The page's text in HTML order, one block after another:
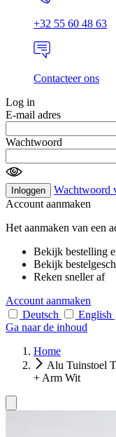
+32 55 60 48 63
Contacteer ons
Log in
E-mail adres
Wachtwoord
Inloggen
Wachtwoord
Account aanmaken
Het aanmaken van een
Bekijk bestelling
Bekijk
Reken sneller af
Account aanmaken
Deutsch
English
Ga naar de inhoud
Home
Alu Tuinstoel
+ Arm Wit